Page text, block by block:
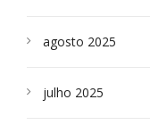
agosto 2025
julho 2025